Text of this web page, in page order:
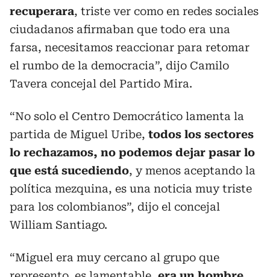
recuperara, triste ver como en redes sociales
ciudadanos afirmaban que todo era una
farsa, necesitamos reaccionar para retomar
el rumbo de la democracia”, dijo Camilo
Tavera concejal del Partido Mira.
“No solo el Centro Democrático lamenta la
partida de Miguel Uribe, todos los sectores
lo rechazamos, no podemos dejar pasar lo
que está sucediendo, y menos aceptando la
política mezquina, es una noticia muy triste
para los colombianos”, dijo el concejal
William Santiago.
“Miguel era muy cercano al grupo que